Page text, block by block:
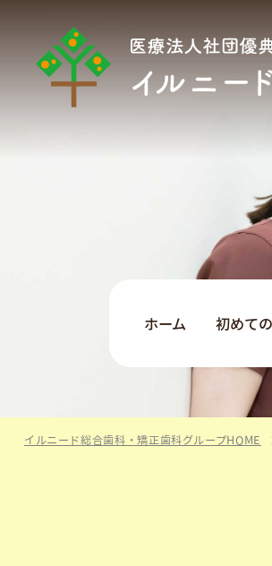
ホーム 初めて
イルニード総合歯科・矯正歯科グループHOME